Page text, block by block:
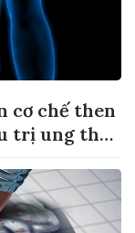
cơ chế then
trị ung thư